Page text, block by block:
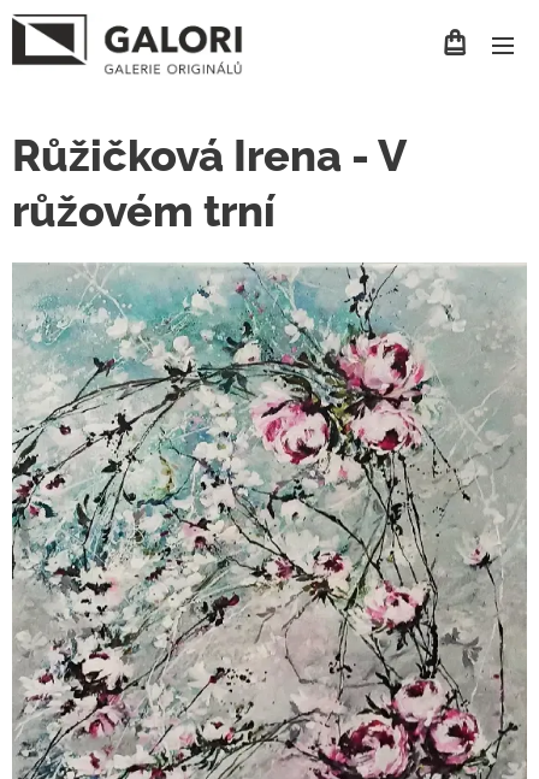
Růžičková Irena - V
růžovém trní